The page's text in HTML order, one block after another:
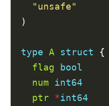
"unsafe"
)
type A struct {
flag
bool
num
int64
ptr *int64